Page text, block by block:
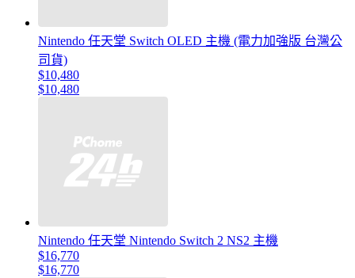
Nintendo 任天堂 Switch OLED 主機 (電力加強版 台灣公
司貨)
$10,480
$10,480
Nintendo 任天堂 Nintendo Switch 2 NS2 主機
$16,770
$16,770